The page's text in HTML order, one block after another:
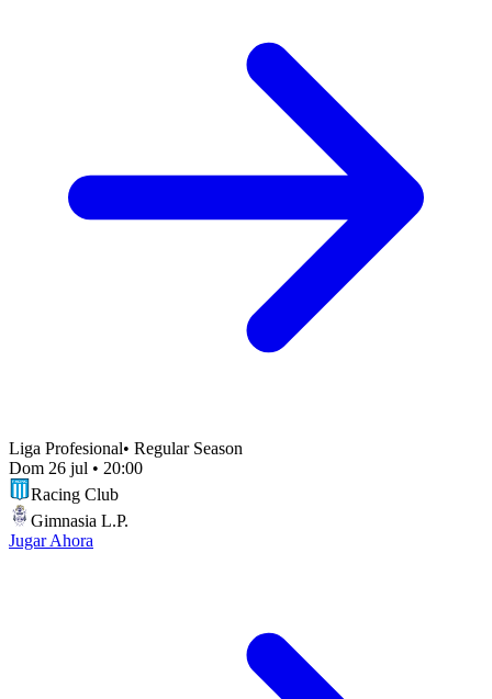
Liga Profesional• Regular Season
Dom 26 jul • 20:00
Racing Club
Gimnasia L.P.
Jugar Ahora